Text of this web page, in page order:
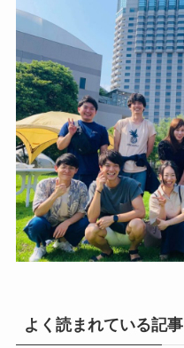
よく読まれている記事